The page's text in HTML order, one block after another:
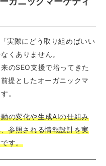
実際にどう取り組めばいい
くありません。
のSEO支援で培ってきた
提としたオーガニックマ
。
の変化や生成AIの仕組み
参照される情報設計を実
す。